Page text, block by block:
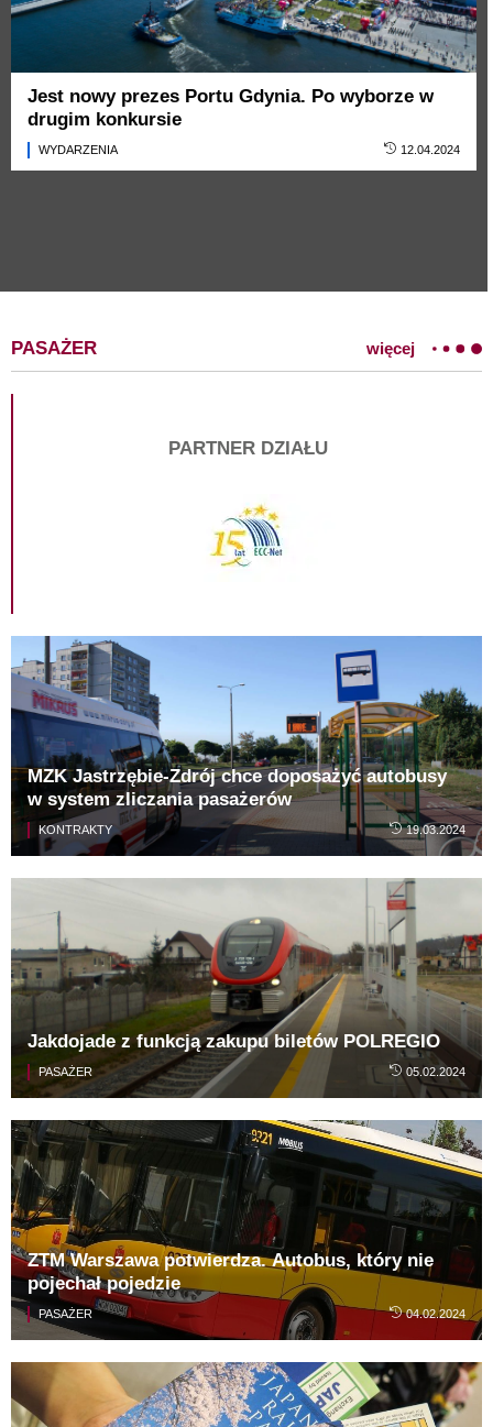
Jest nowy prezes Portu Gdynia. Po wyborze w
drugim konkursie
WYDARZENIA 12.04.2024
PASAŻER więcej
PARTNER DZIAŁU
MZK Jastrzębie-Zdrój chce doposażyć autobusy
w system zliczania pasażerów
KONTRAKTY 19.03.2024
Jakdojade z funkcją zakupu biletów POLREGIO
PASAŻER 05.02.2024
ZTM Warszawa potwierdza. Autobus, który nie
pojechał pojedzie
PASAŻER 04.02.2024